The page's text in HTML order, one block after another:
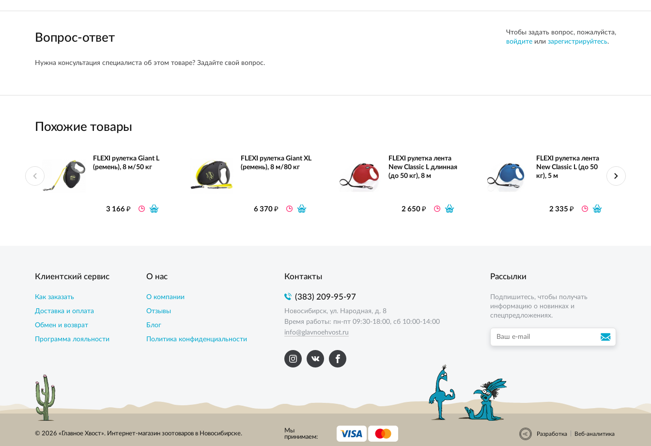
Вопрос-ответ
Чтобы задать вопрос, пожалуйста,
войдите или зарегистрируйтесь.
Нужна консультация специалиста об этом товаре? Задайте свой вопрос.
Похожие товары
FLEXI рулетка Giant L
(ремень), 8 м/50 кг
3 166₽
FLEXI рулетка Giant XL
(ремень), 8 м/80 кг
6 370₽
FLEXI рулетка лента
New Classic L длинная
(до 50 кг), 8 м
2 650₽
FLEXI рулетка лента
New Classic L (до 50
кг), 5 м
2 335₽
Клиентский сервис
Как заказать
Доставка и оплата
Обмен и возврат
Программа лояльности
О нас
О компании
Отзывы
Блог
Политика конфиденциальности
Контакты
(383) 209-95-97
Новосибирск, ул. Народная, д. 8
Время работы: пн-пт 09:30-18:00, сб 10:00-14:00
info@glavnoehvost.ru
Рассылки
Подпишитесь, чтобы получать
информацию о новинках и
спецпредложениях.
© 2026 «Главное Хвост». Интернет-магазин зоотоваров в Новосибирске.
Мы
принимаем:
Разработка Веб-аналитика